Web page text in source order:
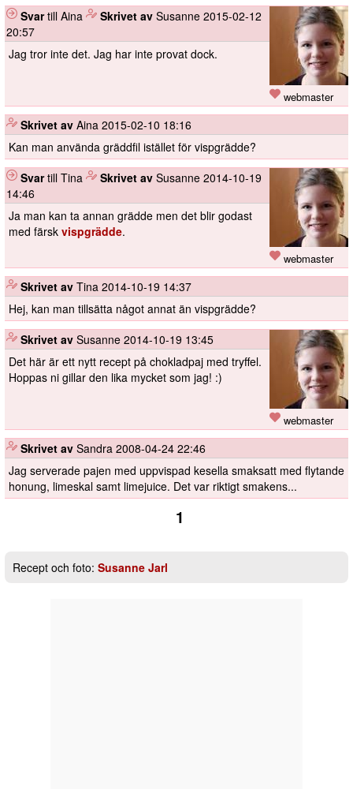
webmaster
Svartill Aina Skrivet av Susanne 2015-02-12
20:57
Jag tror inte det. Jag har inte provat dock.
Skrivet av Aina 2015-02-10 18:16
Kan man använda gräddfil istället för vispgrädde?
webmaster
Svartill Tina Skrivet av Susanne 2014-10-19
14:46
Ja man kan ta annan grädde men det blir godast
med färsk vispgrädde.
Skrivet av Tina 2014-10-19 14:37
Hej, kan man tillsätta något annat än vispgrädde?
webmaster
Skrivet av Susanne 2014-10-19 13:45
Det här är ett nytt recept på chokladpaj med tryffel.
Hoppas ni gillar den lika mycket som jag! :)
Skrivet av Sandra 2008-04-24 22:46
Jag serverade pajen med uppvispad kesella smaksatt med flytande
honung, limeskal samt limejuice. Det var riktigt smakens...
1
Recept och foto: Susanne Jarl